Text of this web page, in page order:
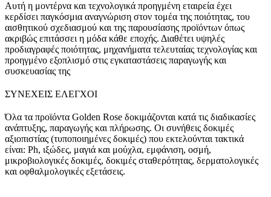
Αυτή η μοντέρνα και τεχνολογικά προηγμένη εταιρεία έχει
κερδίσει παγκόσμια αναγνώριση στον τομέα της ποιότητας, του
αισθητικού σχεδιασμού και της παρουσίασης προϊόντων όπως
ακριβώς επιτάσσει η μόδα κάθε εποχής. Διαθέτει υψηλές
προδιαγραφές ποιότητας, μηχανήματα τελευταίας τεχνολογίας και
προηγμένο εξοπλισμό στις εγκαταστάσεις παραγωγής και
συσκευασίας της
ΣΥΝΕΧΕΙΣ ΕΛΕΓΧΟΙ
Όλα τα προϊόντα Golden Rose δοκιμάζονται κατά τις διαδικασίες
ανάπτυξης, παραγωγής και πλήρωσης. Οι συνήθεις δοκιμές
αξιοπιστίας (τυποποιημένες δοκιμές) που εκτελούνται τακτικά
είναι: Ph, ιξώδες, μαγιά και μούχλα, εμφάνιση, οσμή,
μικροβιολογικές δοκιμές, δοκιμές σταθερότητας, δερματολογικές
και οφθαλμολογικές εξετάσεις.